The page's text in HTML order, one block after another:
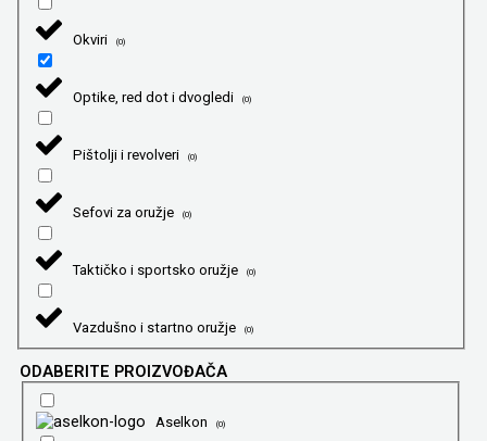
Okviri (0)
Optike, red dot i dvogledi (0)
Pištolji i revolveri (0)
Sefovi za oružje (0)
Taktičko i sportsko oružje (0)
Vazdušno i startno oružje (0)
ODABERITE PROIZVOĐAČA
Aselkon (0)